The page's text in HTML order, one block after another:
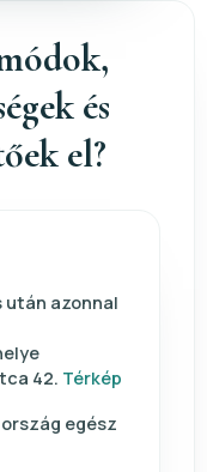
és
el?
után azonnal
42. Térkép
egész